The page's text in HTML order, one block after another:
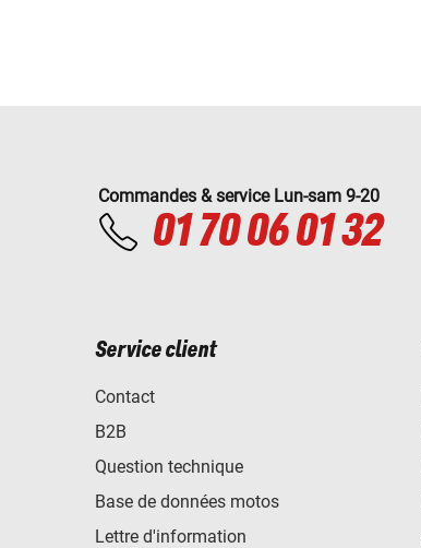
Commandes & service Lun-sam 9-20
01 70 06 01 32
Service client
Contact
B2B
Question technique
Base de données motos
Lettre d'information